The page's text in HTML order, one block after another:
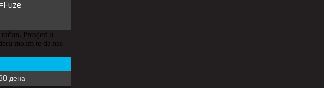
Provjeri u
molim te da nas
дена